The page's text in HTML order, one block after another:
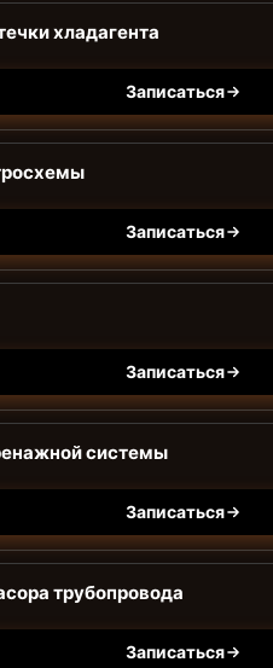
хладагента
Записаться
Записаться
Записаться
системы
Записаться
трубопровода
Записаться